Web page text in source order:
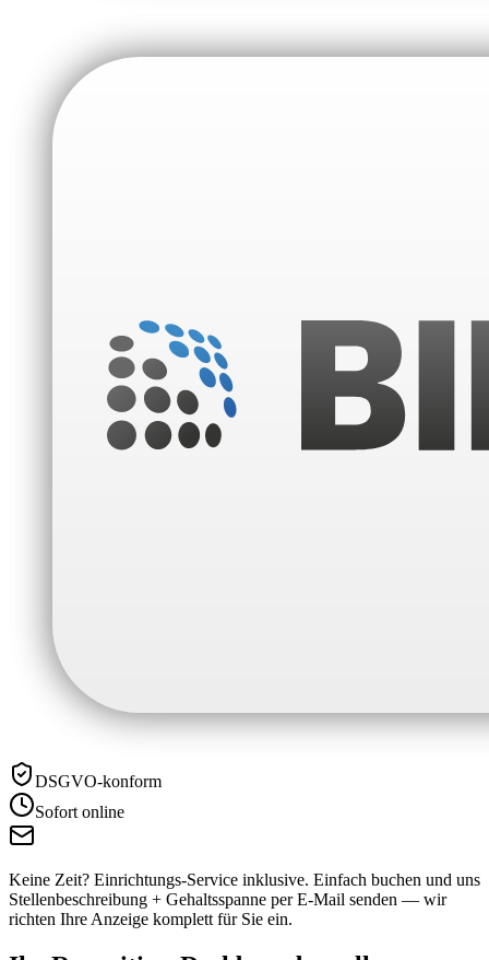
DSGVO-konform
Sofort online
Keine Zeit? Einrichtungs-Service inklusive. Einfach buchen und uns
Stellenbeschreibung + Gehaltsspanne per E-Mail senden — wir
richten Ihre Anzeige komplett für Sie ein.